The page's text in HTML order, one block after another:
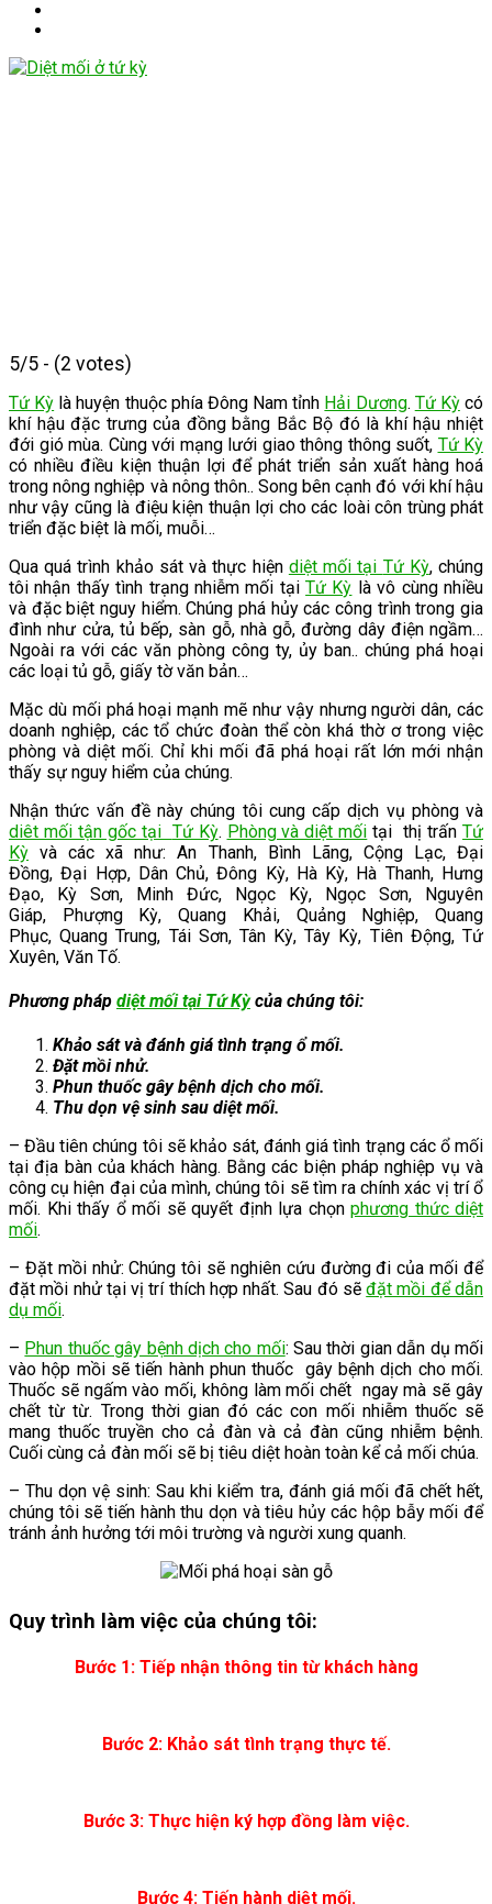
5/5 - (2 votes)
Tứ Kỳ là huyện thuộc phía Đông Nam tỉnh Hải Dương. Tứ Kỳcó
khí hậu đặc trưng của đồng bằng Bắc Bộ đó là khí hậu nhiệt
đới gió mùa. Cùng với mạng lưới giao thông thông suốt, Tứ Kỳ
có nhiều điều kiện thuận lợi để phát triển sản xuất hàng hoá
trong nông nghiệp và nông thôn.. Song bên cạnh đó với khí hậu
như vậy cũng là điệu kiện thuận lợi cho các loài côn trùng phát
triển đặc biệt là mối, muỗi…
Qua quá trình khảo sát và thực hiện diệt mối tại Tứ Kỳ, chúng
tôi nhận thấy tình trạng nhiễm mối tạiTứ Kỳ là vô cùng nhiều
và đặc biệt nguy hiểm. Chúng phá hủy các công trình trong gia
đình như cửa, tủ bếp, sàn gỗ, nhà gỗ, đường dây điện ngầm…
Ngoài ra với các văn phòng công ty, ủy ban.. chúng phá hoại
các loại tủ gỗ, giấy tờ văn bản…
Mặc dù mối phá hoại mạnh mẽ như vậy nhưng người dân, các
doanh nghiệp, các tổ chức đoàn thể còn khá thờ ơ trong việc
phòng và diệt mối. Chỉ khi mối đã phá hoại rất lớn mới nhận
thấy sự nguy hiểm của chúng.
Nhận thức vấn đề này chúng tôi cung cấp dịch vụ phòng và
diêt mối tận gốc tại Tứ Kỳ. Phòng và diệt mối tại thị trấn Tứ
Kỳ và các xã như: An Thanh, Bình Lãng, Cộng Lạc, Đại
Đồng, Đại Hợp, Dân Chủ, Đông Kỳ, Hà Kỳ, Hà Thanh, Hưng
Đạo, Kỳ Sơn, Minh Đức, Ngọc Kỳ, Ngọc Sơn, Nguyên
Giáp, Phượng Kỳ, Quang Khải, Quảng Nghiệp, Quang
Phục, Quang Trung, Tái Sơn, Tân Kỳ, Tây Kỳ, Tiên Động, Tứ
Xuyên, Văn Tố.
Phương pháp diệt mối tại Tứ Kỳcủa chúng tôi:
Khảo sát và đánh giá tình trạng ổ mối.
Đặt mồi nhử.
Phun thuốc gây bệnh dịch cho mối.
Thu dọn vệ sinh sau diệt mối.
– Đầu tiên chúng tôi sẽ khảo sát, đánh giá tình trạng các ổ mối
tại địa bàn của khách hàng. Bằng các biện pháp nghiệp vụ và
công cụ hiện đại của mình, chúng tôi sẽ tìm ra chính xác vị trí ổ
mối. Khi thấy ổ mối sẽ quyết định lựa chọn phương thức diệt
mối.
– Đặt mồi nhử: Chúng tôi sẽ nghiên cứu đường đi của mối để
đặt mồi nhử tại vị trí thích hợp nhất. Sau đó sẽđặt mồi để dẫn
dụ mối.
– Phun thuốc gây bệnh dịch cho mối: Sau thời gian dẫn dụ mối
vào hộp mồi sẽ tiến hành phun thuốc gây bệnh dịch cho mối.
Thuốc sẽ ngấm vào mối, không làm mối chết ngay mà sẽ gây
chết từ từ. Trong thời gian đó các con mối nhiễm thuốc sẽ
mang thuốc truyền cho cả đàn và cả đàn cũng nhiễm bệnh.
Cuối cùng cả đàn mối sẽ bị tiêu diệt hoàn toàn kể cả mối chúa.
– Thu dọn vệ sinh: Sau khi kiểm tra, đánh giá mối đã chết hết,
chúng tôi sẽ tiến hành thu dọn và tiêu hủy các hộp bẫy mối để
tránh ảnh hưởng tới môi trường và người xung quanh.
Quy trình làm việc của chúng tôi:
Bước 1: Tiếp nhận thông tin từ khách hàng
Bước 2: Khảo sát tình trạng thực tế.
Bước 3: Thực hiện ký hợp đồng làm việc.
Bước 4: Tiến hành diệt mối.